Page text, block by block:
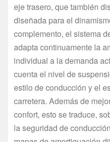
eje trasero, que también
diseñada para el
complemento, el sistema
adapta continuamente la
individual a la demanda
cuenta el nivel de
estilo de conducción y el
carretera. Además de
confort, esto se traduce,
la seguridad de